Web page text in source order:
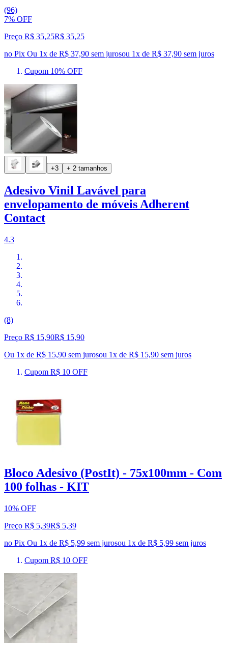
(96)
7% OFF
Preço R$ 35,25R$ 35,25
no Pix Ou 1x de R$ 37,90 sem jurosou 1x de R$ 37,90 sem juros
Cupom 10% OFF
+3 + 2 tamanhos
Adesivo Vinil Lavável para
envelopamento de móveis Adherent
Contact
4.3
(8)
Preço R$ 15,90R$ 15,90
Ou 1x de R$ 15,90 sem jurosou 1x de R$ 15,90 sem juros
Cupom R$ 10 OFF
Bloco Adesivo (PostIt) - 75x100mm - Com
100 folhas - KIT
10% OFF
Preço R$ 5,39R$ 5,39
no Pix Ou 1x de R$ 5,99 sem jurosou 1x de R$ 5,99 sem juros
Cupom R$ 10 OFF